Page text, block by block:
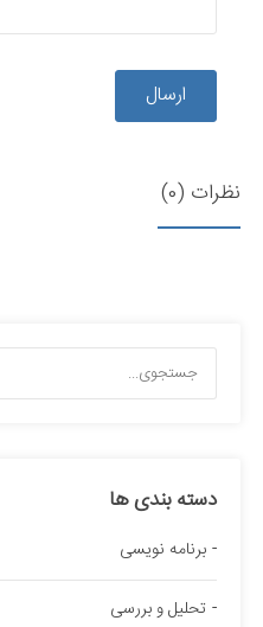
ارسال
نظرات (0)
دسته بندی ها
برنامه نویسی
تحلیل و بررسی